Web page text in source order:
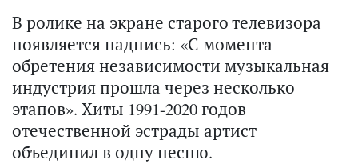
В ролике на экране старого телевизора
появляется надпись: «С момента
обретения независимости музыкальная
индустрия прошла через несколько
этапов». Хиты 1991-2020 годов
отечественной эстрады артист
объединил в одну песню.